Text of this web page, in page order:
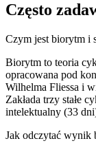
Często
Czym jest biorytm i
Biorytm to teoria
opracowana pod
Wilhelma Fliessa i
Zakłada trzy stałe
intelektualny (33
Jak odczytać wynik